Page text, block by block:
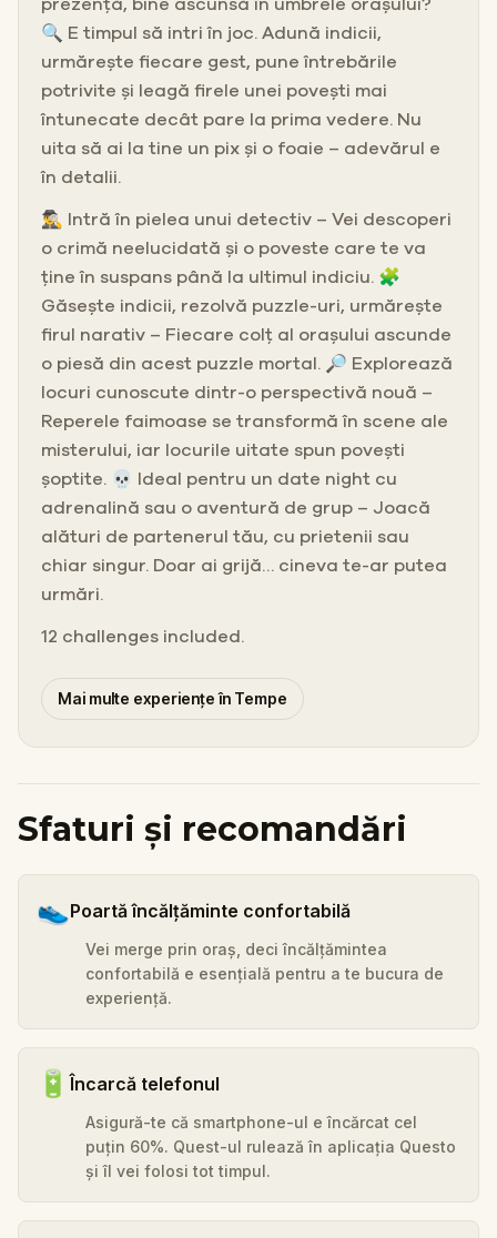
prezență, bine ascunsă în umbrele orașului?
🔍 E timpul să intri în joc. Adună indicii,
urmărește fiecare gest, pune întrebările
potrivite și leagă firele unei povești mai
întunecate decât pare la prima vedere. Nu
uita să ai la tine un pix și o foaie – adevărul e
în detalii.
🕵️‍♂️ Intră în pielea unui detectiv – Vei descoperi
o crimă neelucidată și o poveste care te va
ține în suspans până la ultimul indiciu. 🧩
Găsește indicii, rezolvă puzzle-uri, urmărește
firul narativ – Fiecare colț al orașului ascunde
o piesă din acest puzzle mortal. 🔎 Explorează
locuri cunoscute dintr-o perspectivă nouă –
Reperele faimoase se transformă în scene ale
misterului, iar locurile uitate spun povești
șoptite. 💀 Ideal pentru un date night cu
adrenalină sau o aventură de grup – Joacă
alături de partenerul tău, cu prietenii sau
chiar singur. Doar ai grijă… cineva te-ar putea
urmări.
12 challenges included.
Mai multe experiențe în Tempe
Sfaturi și recomandări
👟Poartă încălțăminte confortabilă
Vei merge prin oraș, deci încălțămintea
confortabilă e esențială pentru a te bucura de
experiență.
🔋Încarcă telefonul
Asigură-te că smartphone-ul e încărcat cel
puțin 60%. Quest-ul rulează în aplicația Questo
și îl vei folosi tot timpul.